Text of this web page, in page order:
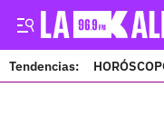
Tendencias: